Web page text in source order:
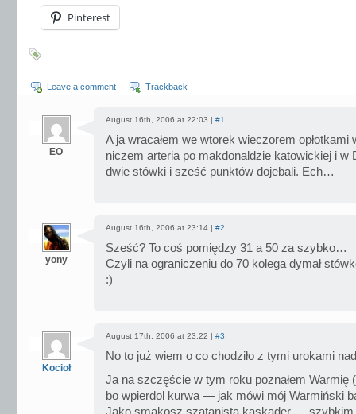
Pinterest
Leave a comment Trackback
EO
August 16th, 2006 at 22:03 | #1
A ja wracałem we wtorek wieczorem opłotkami
niczem arteria po makdonaldzie katowickiej i
dwie stówki i sześć punktów dojebali. Ech…
yony
August 16th, 2006 at 23:14 | #2
Sześć? To coś pomiędzy 31 a 50 za szybko…
Czyli na ograniczeniu do 70 kolega dymał
:)
Kocioł
August 17th, 2006 at 23:22 | #3
No to już wiem o co chodziło z tymi urokami
Ja na szczęście w tym roku poznałem Warmię
bo wpierdol kurwa — jak mówi mój Warmiński